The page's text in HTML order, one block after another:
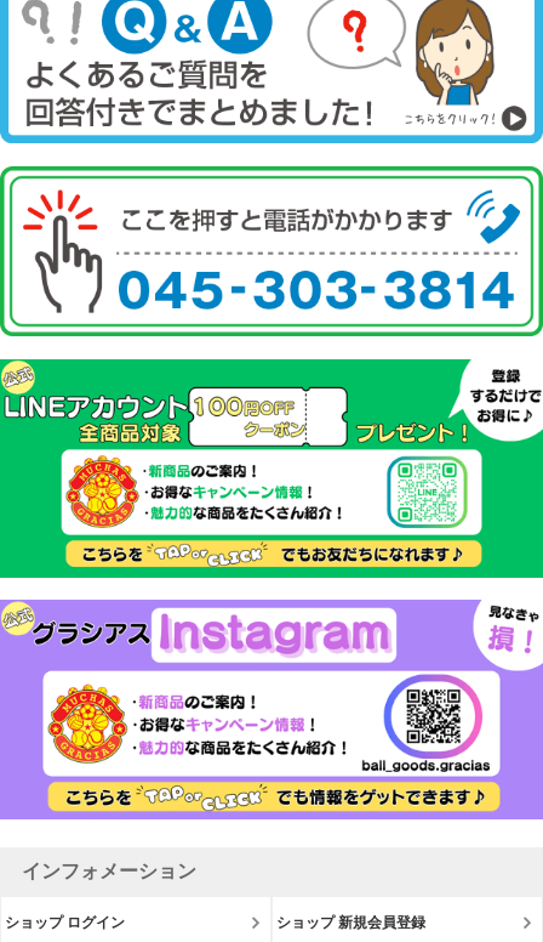
インフォメーション
ショップ ログイン ショップ 新規会員登録